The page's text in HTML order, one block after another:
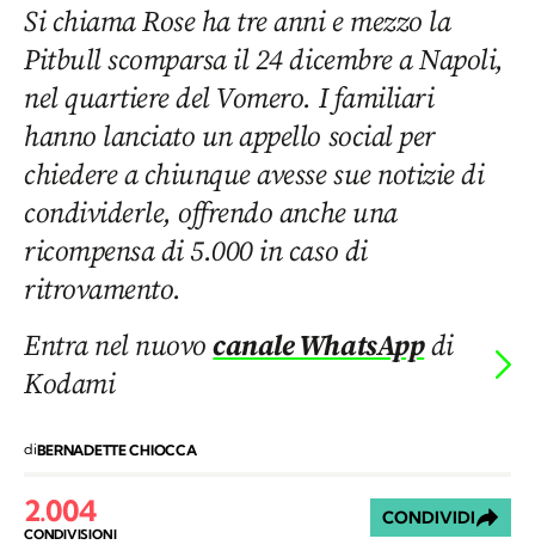
Si chiama Rose ha tre anni e mezzo la
Pitbull scomparsa il 24 dicembre a Napoli,
nel quartiere del Vomero. I familiari
hanno lanciato un appello social per
chiedere a chiunque avesse sue notizie di
condividerle, offrendo anche una
ricompensa di 5.000 in caso di
ritrovamento.
Entra nel nuovocanale WhatsAppdi
Kodami
diBERNADETTE CHIOCCA
2.004
CONDIVISIONI
CONDIVIDI